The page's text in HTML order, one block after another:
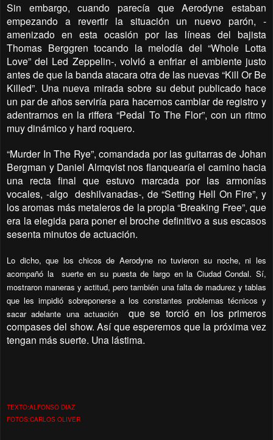
Sin embargo, cuando parecía que Aerodyne estaban
empezando a revertir la situación un nuevo parón, -
amenizado en esta ocasión por las líneas del bajista
Thomas Berggren tocando la melodía del “Whole Lotta
Love” del Led Zeppelin-, volvió a enfriar el ambiente justo
antes de que la banda atacara otra de las nuevas “Kill Or Be
Killed”. Una nueva mirada sobre su debut publicado hace
un par de años serviría para hacernos cambiar de registro y
adentrarnos en la riffera “Pedal To The Flor”, con un ritmo
muy dinámico y hard roquero.
“Murder In The Rye”, comandada por las guitarras de Johan
Bergman y Daniel Almqvist nos flanquearía el camino hacia
una recta final que estuvo marcada por las armonías
vocales, -algo deshilvanadas-, de “Setting Hell On Fire”, y
los aromas más metaleros de la propia “Breaking Free”, que
era la elegida para poner el broche definitivo a sus escasos
sesenta minutos de actuación.
Lo dicho, que los chicos de Aerodyne no tuvieron su noche, ni les
acompañó la suerte en su puesta de largo en la Ciudad Condal. Sí,
mostraron maneras y actitud, pero también una falta de madurez y tablas
que les impidió sobreponerse a los constantes problemas técnicos y
sacar adelante una actuación
que se torció en los primeros
compases del show. Así que esperemos que la próxima vez
tengan más suerte. Una lástima.
TEXTO:ALFONSO DIAZ
FOTOS:CARLOS OLIVER